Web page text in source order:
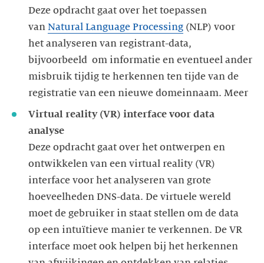
Deze opdracht gaat over het toepassen
van Natural Language Processing (NLP) voor
het analyseren van registrant-data,
bijvoorbeeld om informatie en eventueel ander
misbruik tijdig te herkennen ten tijde van de
registratie van een nieuwe domeinnaam. Meer
Virtual reality (VR) interface voor data
analyse
Deze opdracht gaat over het ontwerpen en
ontwikkelen van een virtual reality (VR)
interface voor het analyseren van grote
hoeveelheden DNS-data. De virtuele wereld
moet de gebruiker in staat stellen om de data
op een intuïtieve manier te verkennen. De VR
interface moet ook helpen bij het herkennen